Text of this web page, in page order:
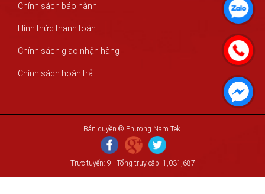
Chính sách bảo hành
Hình thức thanh toán
Chính sách giao nhận hàng
Chính sách hoàn trả
Bản quyền © Phương Nam Tek.
Trực tuyến: 9 | Tổng truy cập: 1,031,687